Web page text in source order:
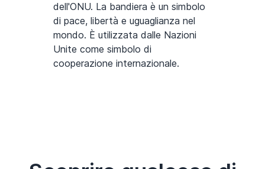
dell'ONU. La bandiera è un simbolo
di pace, libertà e uguaglianza nel
mondo. È utilizzata dalle Nazioni
Unite come simbolo di
cooperazione internazionale.